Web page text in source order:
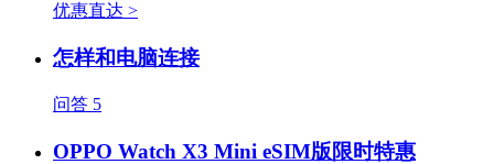
优惠直达 >
怎样和电脑连接
问答 5
OPPO Watch X3 Mini eSIM版限时特惠